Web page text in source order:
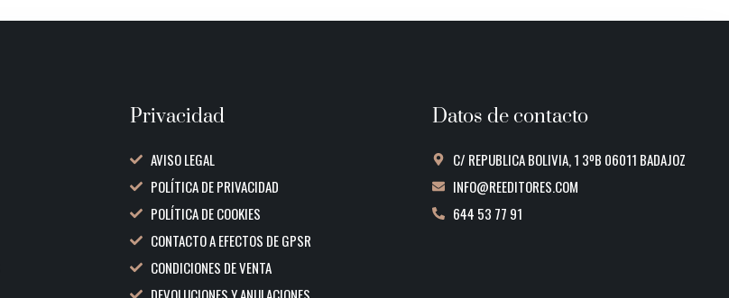
Privacidad
AVISO LEGAL
POLÍTICA DE PRIVACIDAD
POLÍTICA DE COOKIES
CONTACTO A EFECTOS DE GPSR
CONDICIONES DE VENTA
DEVOLUCIONES Y ANULACIONES
Datos de contacto
C/ REPUBLICA BOLIVIA, 1 3ºB 06011 BADAJOZ
INFO@REEDITORES.COM
644 53 77 91